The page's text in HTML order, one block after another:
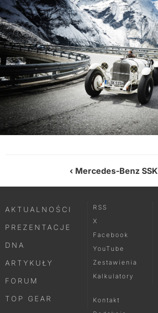
Mercedes-Benz SSK
AKTUALNOŚCI
PREZENTACJE
DNA
ARTYKUŁY
FORUM
TOP GEAR
RSS
X
Facebook
YouTube
Zestawienia
Kalkulatory
Kontakt